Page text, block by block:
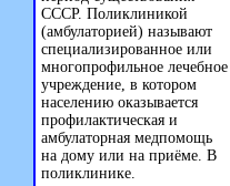
СССР. Поликлиникой
(амбулаторией) называют
специализированное или
многопрофильное лечебное
учреждение, в котором
населению оказывается
профилактическая и
амбулаторная медпомощь
на дому или на приёме. В
поликлинике.